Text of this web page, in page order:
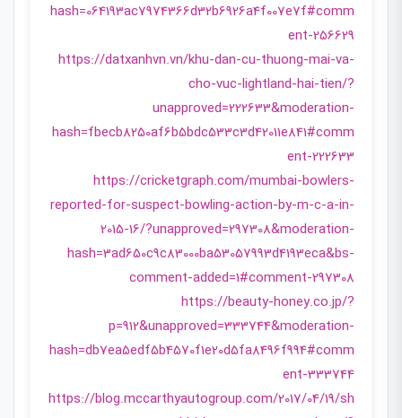
hash=064193ac7974366d32b6926a4f007e7f#comm
ent-256629
https://datxanhvn.vn/khu-dan-cu-thuong-mai-va-
cho-vuc-lightland-hai-tien/?
unapproved=222633&moderation-
hash=fbecb8250af6b5bdc533c3d42011e841#comm
ent-222633
https://cricketgraph.com/mumbai-bowlers-
reported-for-suspect-bowling-action-by-m-c-a-in-
2015-16/?unapproved=297308&moderation-
hash=3ad650c9c83000ba53057993d4193eca&bs-
comment-added=1#comment-297308
https://beauty-honey.co.jp/?
p=912&unapproved=333744&moderation-
hash=db7ea5edf5b4570f1e20d5fa8496f994#comm
ent-333744
https://blog.mccarthyautogroup.com/2017/04/19/sh